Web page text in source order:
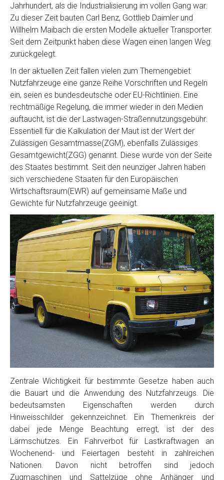
Jahrhundert, als die Industrialisierung im vollen Gang war.
Zu dieser Zeit bauten Carl Benz, Gottlieb Daimler und
Willhelm Maibach die ersten Modelle aktueller Transporter.
Seit dem Zeitpunkt haben diese Wagen einen langen Weg
zurückgelegt.
In der aktuellen Zeit fallen vielen zum Themengebiet
Nutzfahrzeuge eine ganze Reihe Vorschriften und Regeln
ein, seien es bundesdeutsche oder EU-Richtlinien. Eine
rechtmäßige Regelung, die immer wieder in den Medien
auftaucht, ist die der Lastwagen-Straßennutzungsgebühr.
Essentiell für die Kalkulation der Maut ist der Wert der
Zulässigen Gesamtmasse(ZGM), ebenfalls Zulässiges
Gesamtgewicht(ZGG) genannt. Diese wurde von der Seite
des Staates bestimmt. Seit den neunziger Jahren haben
sich verschiedene Staaten für den Europäischen
Wirtschaftsraum(EWR) auf gemeinsame Maße und
Gewichte für Nutzfahrzeuge geeinigt.
Zentrale Wichtigkeit für bestimmte Gesetze haben auch
die Bauart und die Anwendung des Nutzfahrzeugs. Die
bedeutsamsten Eigenschaften werden durch
Hinweisschilder gekennzeichnet. Ein Themenkreis der
dabei jede Menge Beachtung erregt, ist der des
Lärmschutzes. Ein Fahrverbot für Lastkraftwagen an
Wochenend- und Feiertagen besteht in zahlreichen
Nationen. Davon nicht betroffen sind jedoch
Zugmaschinen und Sattelzüge ohne Anhänger und